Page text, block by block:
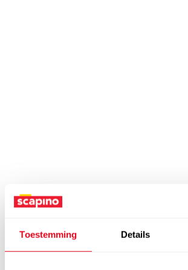
Toestemming Details